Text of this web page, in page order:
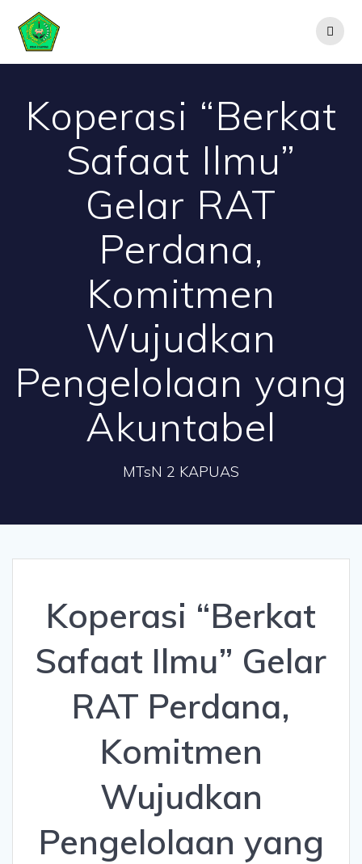
Koperasi “Berkat
Safaat Ilmu”
Gelar RAT
Perdana,
Komitmen
Wujudkan
Pengelolaan yang
Akuntabel
MTsN 2 KAPUAS
Koperasi “Berkat
Safaat Ilmu” Gelar
RAT Perdana,
Komitmen
Wujudkan
Pengelolaan yang